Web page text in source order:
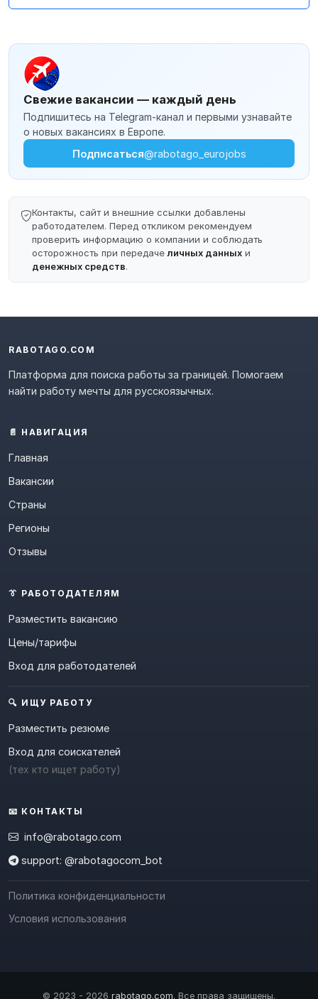
Свежие вакансии — каждый день
Подпишитесь на Telegram-канал и первыми узнавайте
о новых вакансиях в Европе.
Подписаться@rabotago_eurojobs
Контакты, сайт и внешние ссылки добавлены
работодателем. Перед откликом рекомендуем
проверить информацию о компании и соблюдать
осторожность при передачеличных данных и
денежных средств.
RABOTAGO.COM
Платформа для поиска работы за границей. Помогаем
найти работу мечты для русскоязычных.
📄 НАВИГАЦИЯ
Главная
Вакансии
Страны
Регионы
Отзывы
👔 РАБОТОДАТЕЛЯМ
Разместить вакансию
Цены/тарифы
Вход для работодателей
🔍 ИЩУ РАБОТУ
Разместить резюме
Вход для соискателей
(тех кто ищет работу)
📧 КОНТАКТЫ
info@rabotago.com
support: @rabotagocom_bot
Политика конфиденциальности
Условия использования
© 2023 - 2026 rabotago.com. Все права защищены.